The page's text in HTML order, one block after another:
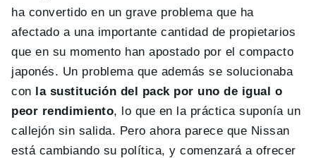
ha convertido en un grave problema que ha
afectado a una importante cantidad de propietarios
que en su momento han apostado por el compacto
japonés. Un problema que además se solucionaba
con la sustitución del pack por uno de igual o
peor rendimiento, lo que en la práctica suponía un
callejón sin salida. Pero ahora parece que Nissan
está cambiando su política, y comenzará a ofrecer